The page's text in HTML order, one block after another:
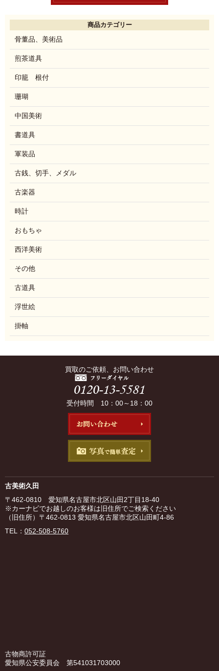
商品カテゴリー
骨董品、美術品
煎茶道具
印籠 根付
珊瑚
中国美術
書道具
軍装品
古銭、切手、メダル
古楽器
時計
おもちゃ
西洋美術
その他
古道具
浮世絵
掛軸
買取のご依頼、お問い合わせ
受付時間 10：00～18：00
古美術久田
〒462-0810 愛知県名古屋市北区山田2丁目18-40
※カーナビでお越しのお客様は旧住所でご検索ください
（旧住所）〒462-0813 愛知県名古屋市北区山田町4-86
TEL： 052-508-5760
古物商許可証
愛知県公安委員会 第541031703000